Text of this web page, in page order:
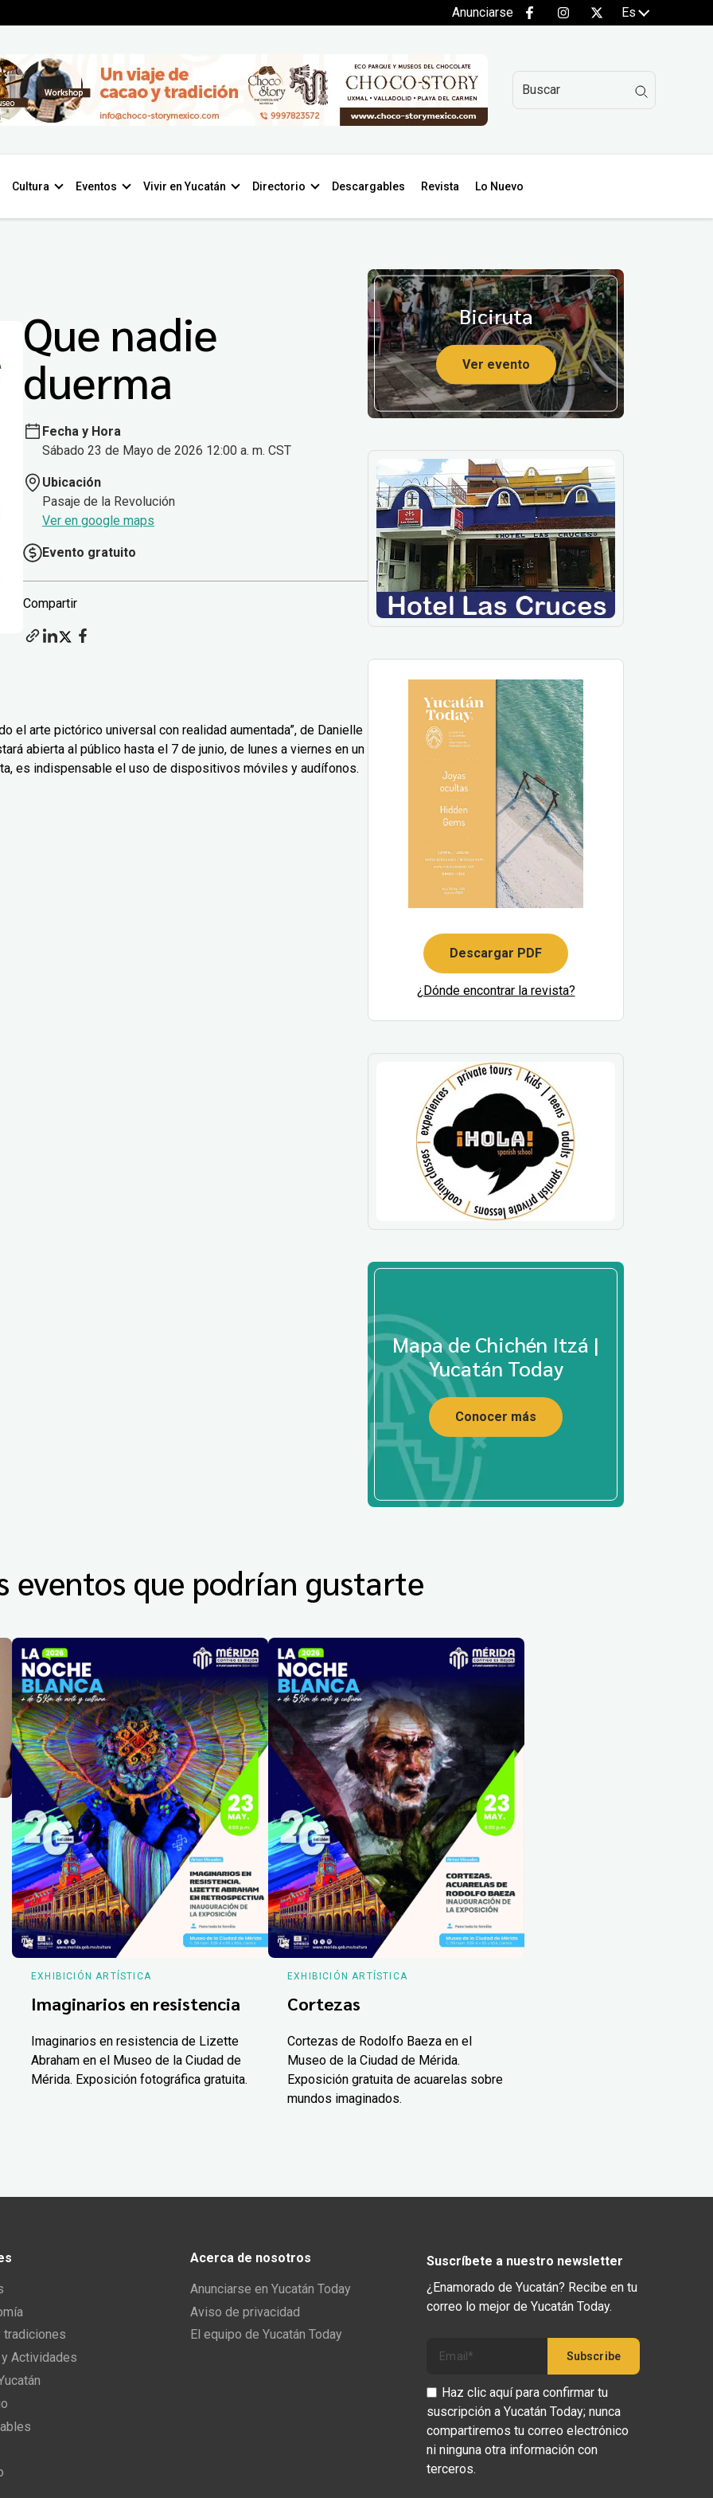
Anunciarse Es
Cultura Eventos Vivir en Yucatán Directorio Descargables Revista Lo Nuevo
Que nadie
duerma
Fecha y Hora
Sábado 23 de Mayo de 2026 12:00 a. m. CST
Ubicación
Pasaje de la Revolución
Ver en google maps
Evento gratuito
Compartir
el arte pictórico universal con realidad aumentada”, de Danielle
abierta al público hasta el 7 de junio, de lunes a viernes en un
es indispensable el uso de dispositivos móviles y audífonos.
Biciruta
Ver evento
Descargar PDF
¿Dónde encontrar la revista?
Mapa de Chichén Itzá |
Yucatán Today
Conocer más
eventos que podrían gustarte
EXHIBICIÓN ARTÍSTICA
Imaginarios en resistencia
Imaginarios en resistencia de Lizette
Abraham en el Museo de la Ciudad de
Mérida. Exposición fotográfica gratuita.
EXHIBICIÓN ARTÍSTICA
Cortezas
Cortezas de Rodolfo Baeza en el
Museo de la Ciudad de Mérida.
Exposición gratuita de acuarelas sobre
mundos imaginados.
tradiciones
Actividades
Acerca de nosotros
Anunciarse en Yucatán Today
Aviso de privacidad
El equipo de Yucatán Today
Suscríbete a nuestro newsletter
¿Enamorado de Yucatán? Recibe en tu
correo lo mejor de Yucatán Today.
Haz clic aquí para confirmar tu
suscripción a Yucatán Today; nunca
compartiremos tu correo electrónico
ni ninguna otra información con
terceros.